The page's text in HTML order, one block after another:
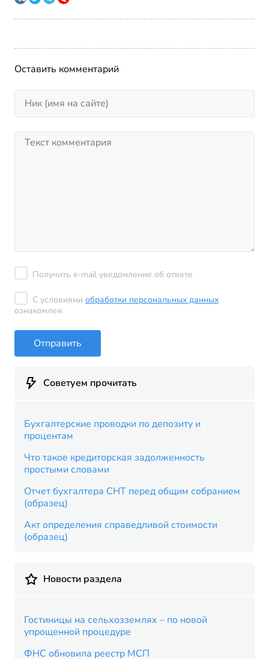
Оставить комментарий
Получить e-mail уведомление об ответе
С условиями обработки персональных данных
ознакомлен
Отправить
Советуем прочитать
Бухгалтерские проводки по депозиту и
процентам
Что такое кредиторская задолженность
простыми словами
Отчет бухгалтера СНТ перед общим собранием
(образец)
Акт определения справедливой стоимости
(образец)
Новости раздела
Гостиницы на сельхозземлях – по новой
упрощенной процедуре
ФНС обновила реестр МСП